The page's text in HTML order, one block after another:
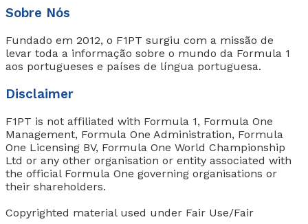
Sobre Nós
Fundado em 2012, o F1PT surgiu com a missão de
levar toda a informação sobre o mundo da Formula 1
aos portugueses e países de língua portuguesa.
Disclaimer
F1PT is not affiliated with Formula 1, Formula One
Management, Formula One Administration, Formula
One Licensing BV, Formula One World Championship
Ltd or any other organisation or entity associated with
the official Formula One governing organisations or
their shareholders.
Copyrighted material used under Fair Use/Fair